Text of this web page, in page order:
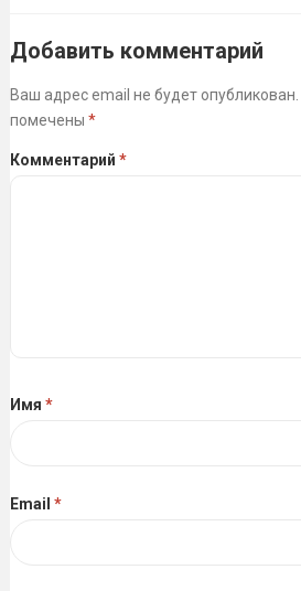
Добавить комментарий
Ваш адрес email не будет опубликован.
помечены *
Комментарий *
Имя *
Email *